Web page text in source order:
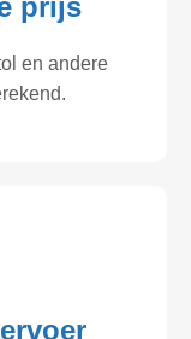
en andere